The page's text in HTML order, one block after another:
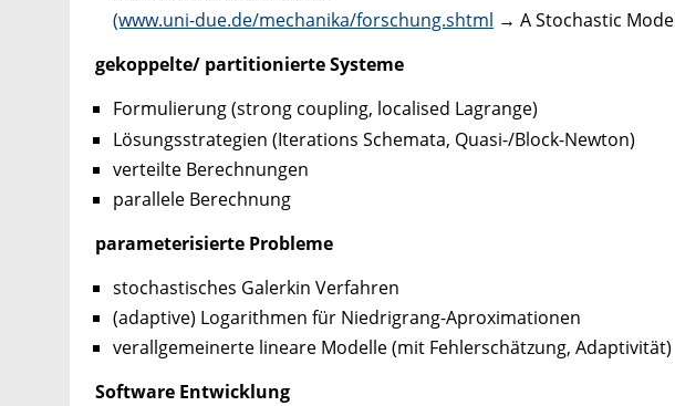
(www.uni-due.de/mechanika/forschung.shtml → A Stochastic
gekoppelte/ partitionierte Systeme
Formulierung (strong coupling, localised Lagrange)
Lösungsstrategien (Iterations Schemata, Quasi-/Block-Newton)
verteilte Berechnungen
parallele Berechnung
parameterisierte Probleme
stochastisches Galerkin Verfahren
(adaptive) Logarithmen für Niedrigrang-Aproximationen
verallgemeinerte lineare Modelle (mit Fehlerschätzung, Adaptivität)
Software Entwicklung